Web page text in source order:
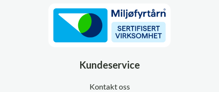
Kundeservice
Kontakt oss